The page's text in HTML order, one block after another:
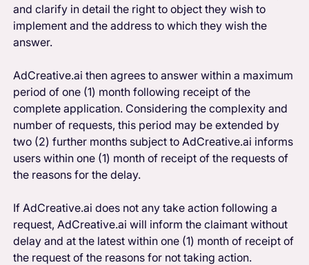
and clarify in detail the right to object they wish to
implement and the address to which they wish the
answer.
AdCreative.ai then agrees to answer within a maximum
period of one (1) month following receipt of the
complete application. Considering the complexity and
number of requests, this period may be extended by
two (2) further months subject to AdCreative.ai informs
users within one (1) month of receipt of the requests of
the reasons for the delay.
If AdCreative.ai does not any take action following a
request, AdCreative.ai will inform the claimant without
delay and at the latest within one (1) month of receipt of
the request of the reasons for not taking action.